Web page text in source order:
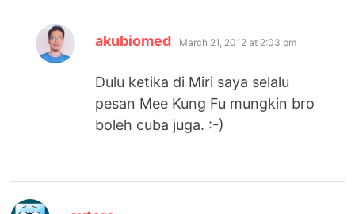
akubiomed says:
March 21, 2012 at 2:03 pm
Dulu ketika di Miri saya selalu
pesan Mee Kung Fu mungkin bro
boleh cuba juga. :-)